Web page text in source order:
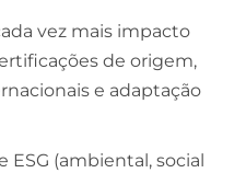
vez mais impacto
de origem,
e adaptação
(ambiental, social